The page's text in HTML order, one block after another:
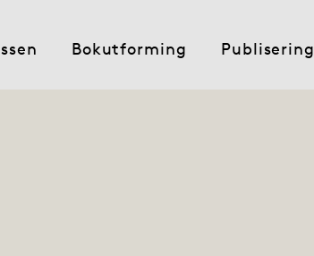
Bokutforming Publisering